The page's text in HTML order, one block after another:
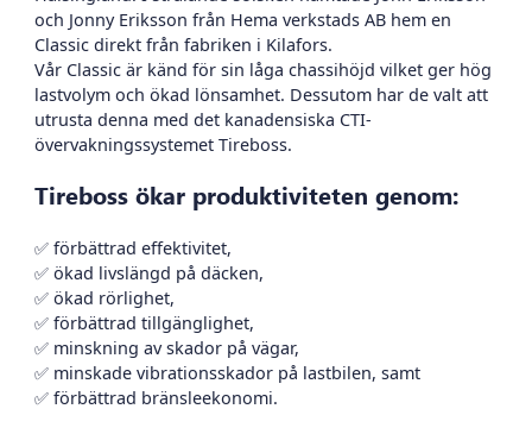
och Jonny Eriksson från Hema verkstads AB hem en
Classic direkt från fabriken i Kilafors.
Vår Classic är känd för sin låga chassihöjd vilket ger hög
lastvolym och ökad lönsamhet. Dessutom har de valt att
utrusta denna med det kanadensiska CTI-
övervakningssystemet Tireboss.
Tireboss ökar produktiviteten genom:
✅ förbättrad effektivitet,
✅ ökad livslängd på däcken,
✅ ökad rörlighet,
✅ förbättrad tillgänglighet,
✅ minskning av skador på vägar,
✅ minskade vibrationsskador på lastbilen, samt
✅ förbättrad bränsleekonomi.